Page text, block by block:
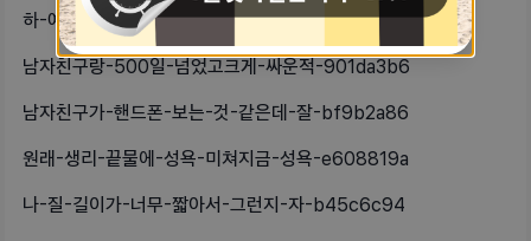
하-예정일-지나지도-않았는데-불안하네-7c8a11b6
남자친구랑-500일-넘었고크게-싸운적-901da3b6
남자친구가-핸드폰-보는-것-같은데-잘-bf9b2a86
원래-생리-끝물에-성욕-미쳐지금-성욕-e608819a
나-질-길이가-너무-짧아서-그런지-자-b45c6c94